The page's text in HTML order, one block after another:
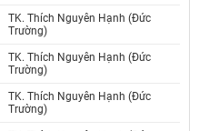
TK. Thích Nguyên Hạnh (Đức
Trường)
TK. Thích Nguyên Hạnh (Đức
Trường)
TK. Thích Nguyên Hạnh (Đức
Trường)